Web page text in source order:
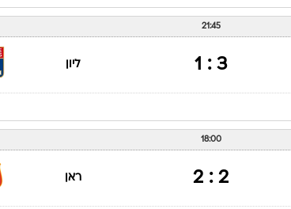
21:45
3 : 1 ליון
18:00
2 : 2 ראן